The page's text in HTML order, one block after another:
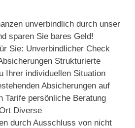
unverbindlich durch unser
sparen Sie bares Geld!
Sie: Unverbindlicher Check
Strukturierte
Ihrer individuellen Situation
Absicherungen auf
Tarife persönliche Beratung
Diverse
durch Ausschluss von nicht